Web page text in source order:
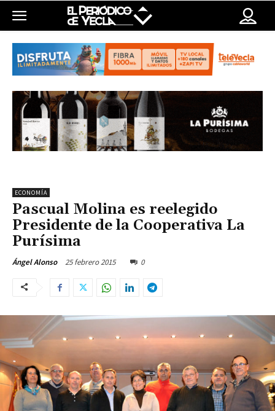
ECONOMÍA
Pascual Molina es reelegido
Presidente de la Cooperativa La
Purísima
Ángel Alonso 25 febrero 2015 0